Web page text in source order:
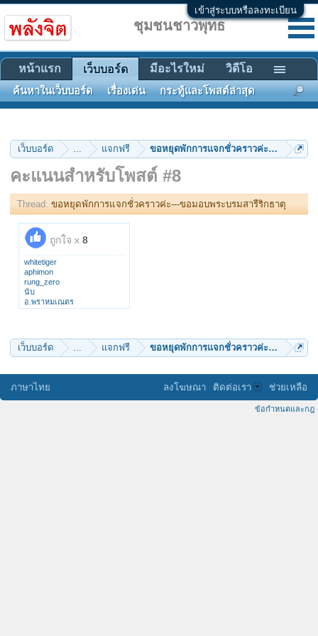
เข้าสู่ระบบหรือลงทะเบียน
เว็บบอร์ด ... แจกฟรี ขอหยุดพักการแจกชั่วคราวค่ะ---ขอมอบพ
คะแนนสำหรับโพสต์ #8
Thread: ขอหยุดพักการแจกชั่วคราวค่ะ---ขอมอบพระบรมสารีริกธาตุ
ถูกใจ x 8
whitetiger
aphimon
rung_zero
นับ
อ.พราหมเณตร
Nok Nok
เว็บบอร์ด ... แจกฟรี ขอหยุดพักการแจกชั่วคราวค่ะ---ขอมอบพ
ชุมชนชาวพุทธ
หน้าแรก เว็บบอร์ด
ค้นหาในเว็บบอร์ด เรื่องเด่น กระทู้และโพสต์ล่าสุด
มีอะไรใหม่ วิดีโอ
ภาษาไทย ลงโฆษณา ติดต่อเรา ช่วยเหลือ
ข้อกำหนดและกฎ